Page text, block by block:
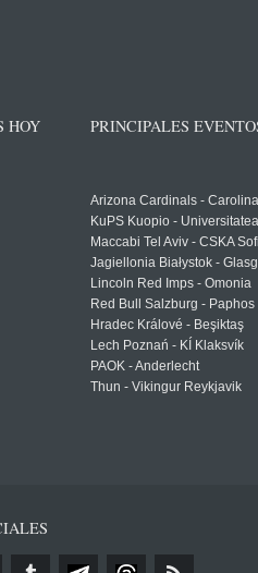
HOY PRINCIPALES
Arizona Cardinals -
KuPS Kuopio -
Maccabi Tel Aviv - CSKA
Jagiellonia Białystok -
Lincoln Red Imps - Omonia
Red Bull Salzburg - Paphos
Hradec Králové - Beşiktaş
Lech Poznań - KÍ Klaksvík
PAOK - Anderlecht
Thun - Vikingur Reykjavik